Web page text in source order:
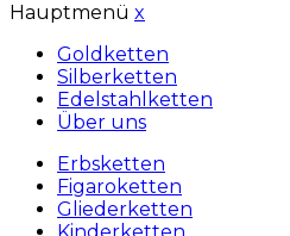
Hauptmenü x
Goldketten
Silberketten
Edelstahlketten
Über uns
Erbsketten
Figaroketten
Gliederketten